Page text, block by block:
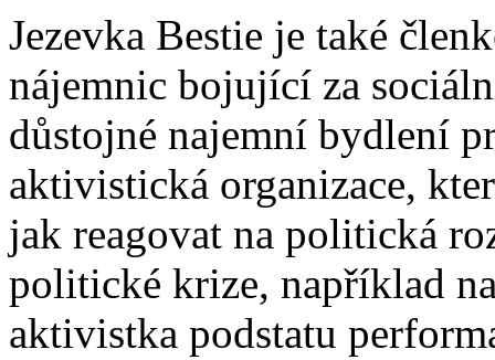
Jezevka Bestie je také
nájemnic bojující za
důstojné najemní bydlení
aktivistická organizace,
jak reagovat na politická
politické krize, například
aktivistka podstatu